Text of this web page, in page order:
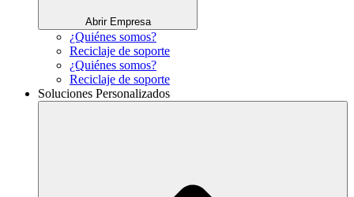
Abrir Empresa
¿Quiénes somos?
Reciclaje de soporte
¿Quiénes somos?
Reciclaje de soporte
Soluciones Personalizados